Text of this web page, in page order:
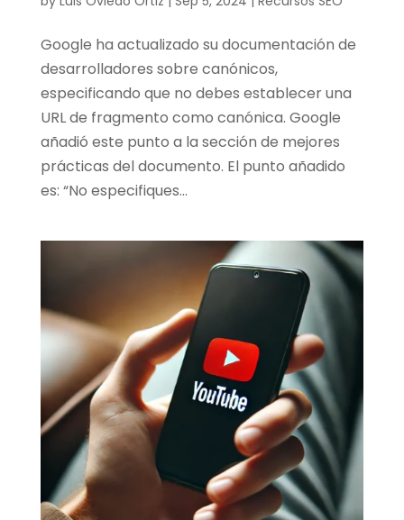
Google ha actualizado su documentación de
desarrolladores sobre canónicos,
especificando que no debes establecer una
URL de fragmento como canónica. Google
añadió este punto a la sección de mejores
prácticas del documento. El punto añadido
es: “No especifiques...